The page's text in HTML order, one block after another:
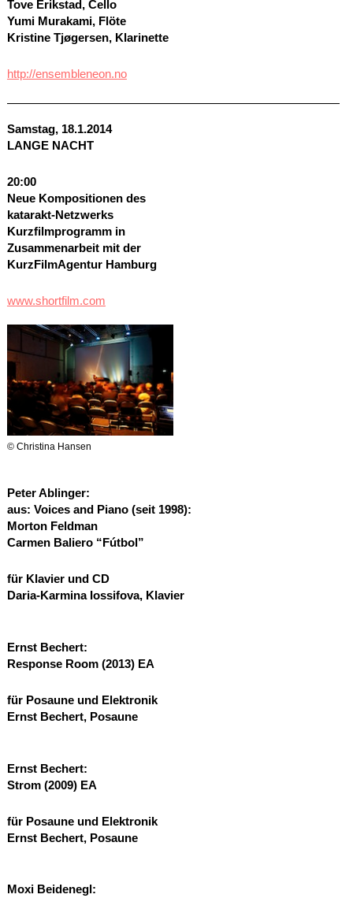
Tove Erikstad, Cello
Yumi Murakami, Flöte
Kristine Tjøgersen, Klarinette
http://ensembleneon.no
Samstag, 18.1.2014
LANGE NACHT
20:00
Neue Kompositionen des
katarakt-Netzwerks
Kurzfilmprogramm in
Zusammenarbeit mit der
KurzFilmAgentur Hamburg
www.shortfilm.com
© Christina Hansen
Peter Ablinger:
aus: Voices and Piano (seit 1998):
Morton Feldman
Carmen Baliero “Fútbol”
für Klavier und CD
Daria-Karmina Iossifova, Klavier
Ernst Bechert:
Response Room (2013) EA
für Posaune und Elektronik
Ernst Bechert, Posaune
Ernst Bechert:
Strom (2009) EA
für Posaune und Elektronik
Ernst Bechert, Posaune
Moxi Beidenegl: